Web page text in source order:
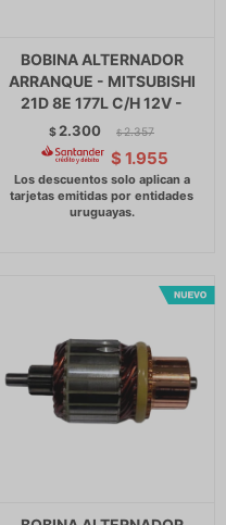
BOBINA ALTERNADOR
ARRANQUE - MITSUBISHI
21D 8E 177L C/H 12V -
$ 2.300 $ 2.357
$ 1.955